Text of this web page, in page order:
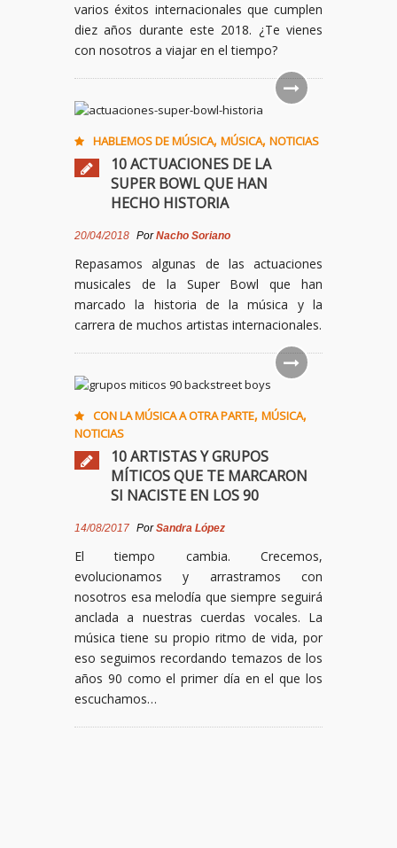
varios éxitos internacionales que cumplen
diez años durante este 2018. ¿Te vienes
con nosotros a viajar en el tiempo?
HABLEMOS DE MÚSICA, MÚSICA, NOTICIAS
10 ACTUACIONES DE LA
SUPER BOWL QUE HAN
HECHO HISTORIA
20/04/2018 PorNacho Soriano
Repasamos algunas de las actuaciones
musicales de la Super Bowl que han
marcado la historia de la música y la
carrera de muchos artistas internacionales.
CON LA MÚSICA A OTRA PARTE, MÚSICA,
NOTICIAS
10 ARTISTAS Y GRUPOS
MÍTICOS QUE TE MARCARON
SI NACISTE EN LOS 90
14/08/2017 PorSandra López
El tiempo cambia. Crecemos,
evolucionamos y arrastramos con
nosotros esa melodía que siempre seguirá
anclada a nuestras cuerdas vocales. La
música tiene su propio ritmo de vida, por
eso seguimos recordando temazos de los
años 90 como el primer día en el que los
escuchamos…